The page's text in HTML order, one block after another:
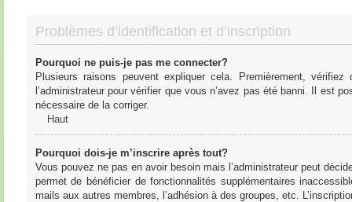
Problèmes d’identification et d’inscription
Pourquoi ne puis-je pas me connecter?
Plusieurs raisons peuvent expliquer cela. Premièrement,
l’administrateur pour vérifier que vous n’avez pas été banni. Il est
nécessaire de la corriger.
Haut
Pourquoi dois-je m’inscrire après tout?
Vous pouvez ne pas en avoir besoin mais l’administrateur peut
permet de bénéficier de fonctionnalités supplémentaires
mails aux autres membres, l’adhésion à des groupes, etc.